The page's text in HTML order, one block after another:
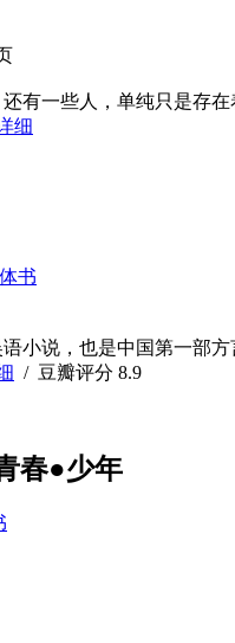
有一些人，单纯只是存
细
书
小说，也是中国第一部
/ 豆瓣评分 8.9
春●少年